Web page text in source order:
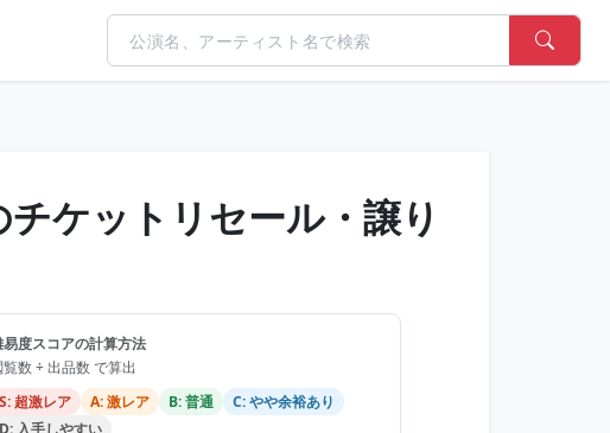
ケットリセール・譲り
易度スコアの計算方法
覧数 ÷ 出品数 で算出
S: 超激レア
A: 激レア B: 普通
C: やや余裕あり
D: 入手しやすい